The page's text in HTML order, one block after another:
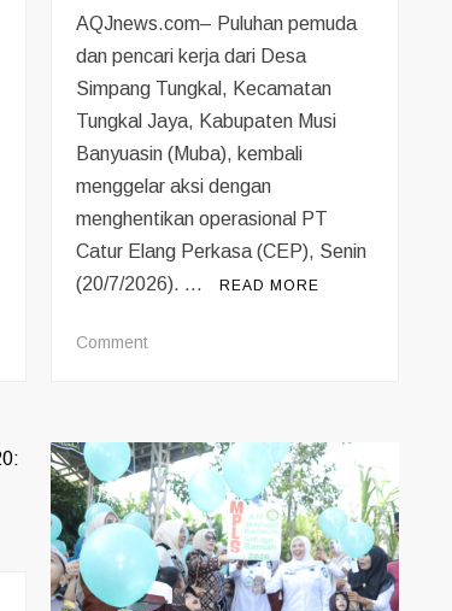
Banyuasin
AQJnews.com– Puluhan pemuda
dan pencari kerja dari Desa
Simpang Tungkal, Kecamatan
Tungkal Jaya, Kabupaten Musi
Banyuasin (Muba), kembali
menggelar aksi dengan
menghentikan operasional PT
Catur Elang Perkasa (CEP), Senin
(20/7/2026). …
READ MORE
Commenton
Muba
Hentikan
Operasional
PT
CEP,
Desak